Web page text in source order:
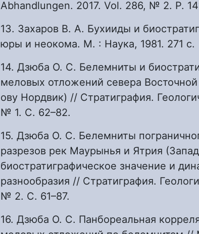
Abhandlungen. 2017. Vol. 286, № 2. P.
13. Захаров В. А. Бухииды и
юры и неокома. М. : Наука, 1981. 271 с.
14. Дзюба О. С. Белемниты и
меловых отложений севера
ову Нордвик) // Стратиграфия.
№ 1. С. 62–82.
15. Дзюба О. С. Белемниты
разрезов рек Маурынья и Ятрия
биостратиграфическое значение и
разнообразия // Стратиграфия.
№ 2. С. 61–87.
16. Дзюба О. С. Панбореальная